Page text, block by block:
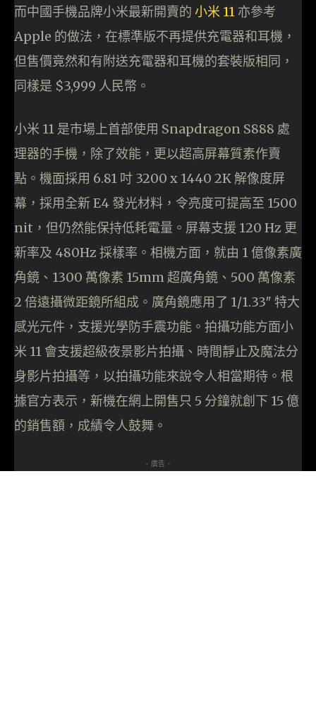
而中國手機品牌小米最新開賣的 小米 11 亦參考
Apple 的做法，在標準版不再提供充電器和耳機，
但售價竟然和有附送充電器和耳機的套裝版相同，
同樣是 $3,999 人民幣。
小米 11 是市場上首部使用 Snapdragon S888 處
理器的手機，除了效能，更以超高屏幕質素作賣
點。機面採用 6.81 吋 3200 x 1440 2K 解像度屏
幕，採用全新 E4 發光材料，令亮度可提高至 1500
nit，但仍然能保持低耗電量。屏幕支援 120 Hz 更
新率及 480Hz 採樣率。相機方面，就由 1 億像素廣
角鏡、1300 萬像素 15mm 超廣角鏡、500 萬像素
2 倍遠攝微距鏡所組成。廣角鏡應用了 1/1.33″ 特大
感光元件，支援光學防手震功能。拍攝功能方面小
米 11 會支援超級夜景影片拍攝、時間靜止及魔法分
身影片拍攝等，以拍攝功能來說令人相當期待。根
據官方表示，新機在網上開售只 5 分鐘就創下 15 億
的銷售額，成績令人鼓舞。
- 廣告 -